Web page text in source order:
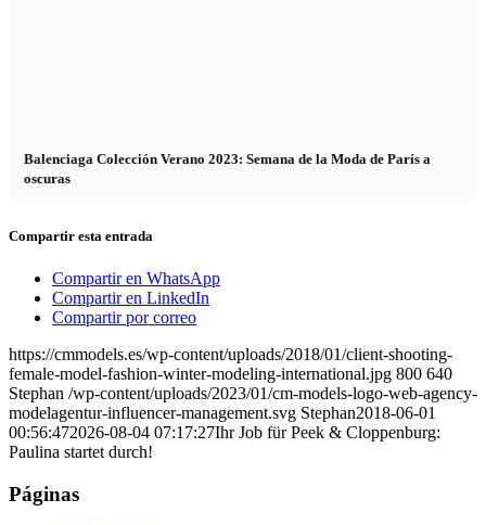
Balenciaga Colección Verano 2023: Semana de la Moda de París a
oscuras
Compartir esta entrada
Compartir en WhatsApp
Compartir en LinkedIn
Compartir por correo
https://cmmodels.es/wp-content/uploads/2018/01/client-shooting-
female-model-fashion-winter-modeling-international.jpg 800 640
Stephan /wp-content/uploads/2023/01/cm-models-logo-web-agency-
modelagentur-influencer-management.svg Stephan2018-06-01
00:56:472026-08-04 07:17:27Ihr Job für Peek & Cloppenburg:
Paulina startet durch!
Páginas